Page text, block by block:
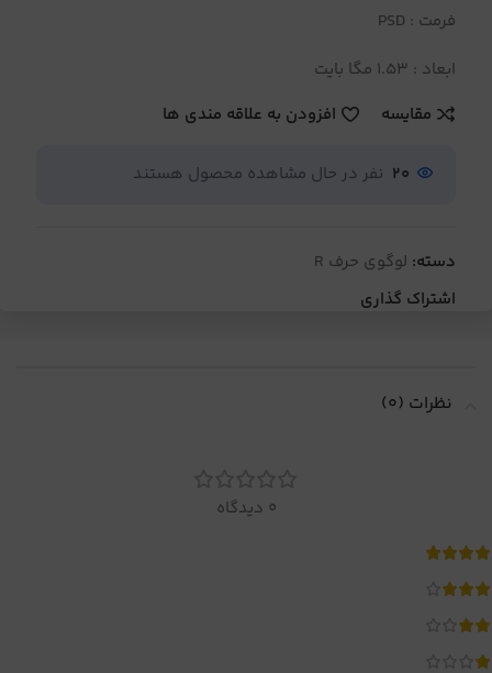
فرمت : PSD
ابعاد : 1.53 مگا بایت
مقایسه
افزودن به علاقه مندی ها
20 نفر در حال مشاهده محصول هستند
دسته: لوگوی حرف R
اشتراک گذاری
نظرات (0)
0 دیدگاه